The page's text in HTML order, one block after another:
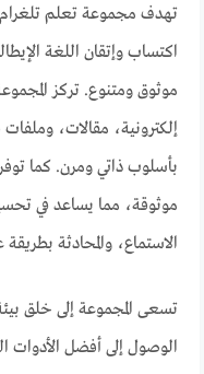
تهدف مجموعة تعلم تلغرام
اكتساب وإتقان اللغة
موثوق ومتنوع. تركز
إلكترونية، مقالات،
بأسلوب ذاتي ومرن. كما
موثوقة، مما يساعد في
الاستماع، والمحادثة
تسعى المجموعة إلى خلق
الوصول إلى أفضل الأدوات